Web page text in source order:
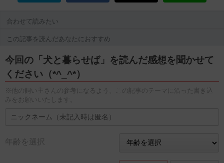
合わせて読みたい
この記事を読んだあなたにおすすめ
今回の「犬と暮らせば」を読んだ感想を聞かせて
ください（*^_^*）
※他の飼い主さんの参考になるよう、この記事のテーマに沿った書き込
みをお願いいたします。
年齢を選択